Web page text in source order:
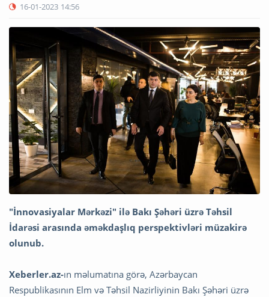
16-01-2023 14:56
"İnnovasiyalar Mərkəzi" ilə Bakı Şəhəri üzrə Təhsil
İdarəsi arasında əməkdaşlıq perspektivləri müzakirə
olunub.
Xeberler.az-ın məlumatına görə, Azərbaycan
Respublikasının Elm və Təhsil Nazirliyinin Bakı Şəhəri üzrə